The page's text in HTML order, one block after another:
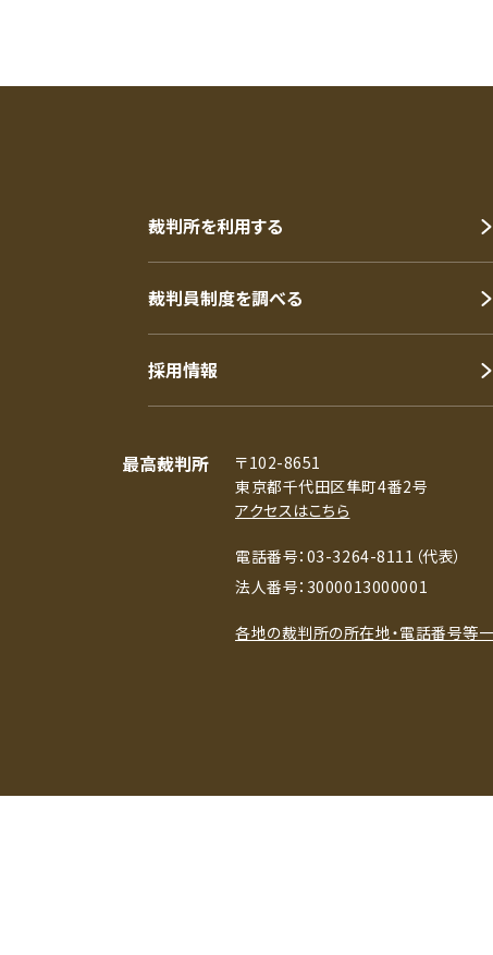
裁判所を利用する
裁判員制度を調べる
採用情報
最高裁判所
〒102-8651
東京都千代田区隼町4番2号
アクセスはこちら
電話番号：03-3264-8111（代表）
法人番号：3000013000001
各地の裁判所の所在地・電話番号等